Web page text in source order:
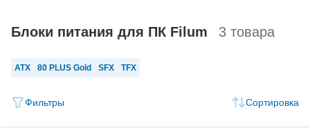
Блоки питания для ПК Filum 3 товара
ATX 80 PLUS Gold SFX TFX
Фильтры Сортировка